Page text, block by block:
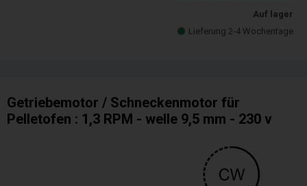
Auf lager
Lieferung 2-4 Wochentage
Getriebemotor / Schneckenmotor für
Pelletofen : 1,3 RPM - welle 9,5 mm - 230 v